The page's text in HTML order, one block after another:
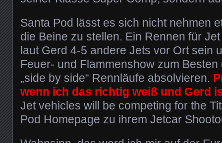
Santa Pod lässt es sich nicht nehmen
die Beine zu stellen. Ein Rennen für
laut Gerd 4-5 andere Jets vor Ort sein
Feuer- und Flammenshow zum
„side by side“ Rennläufe absolvieren.
wenn ich das richtig weiß und Gerd
Jet vehicles will be competing for the
Pod Homepage zu ihrem Jetcar